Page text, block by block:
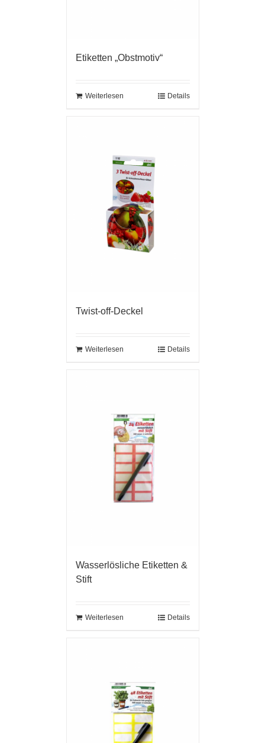
Etiketten „Obstmotiv“
Weiterlesen Details
Twist-off-Deckel
Weiterlesen Details
Wasserlösliche Etiketten &
Stift
Weiterlesen Details